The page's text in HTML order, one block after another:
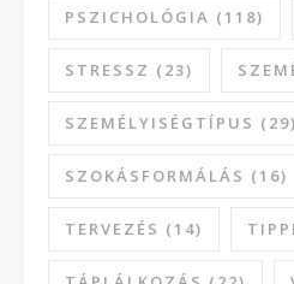
PSZICHOLÓGIA (118)
STRESSZ (23)
SZEMÉLYISÉGTÍPUS (29)
SZOKÁSFORMÁLÁS (16)
TERVEZÉS (14)